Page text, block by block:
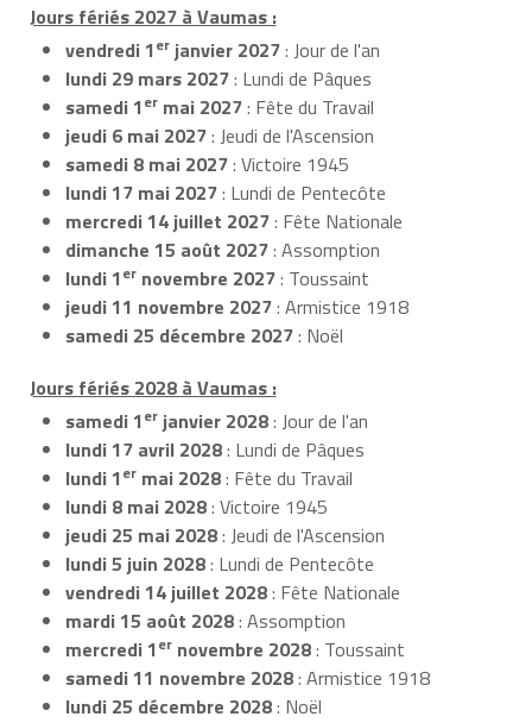
Jours fériés 2027 à Vaumas :
vendredi 1er janvier 2027: Jour de l'an
lundi 29 mars 2027: Lundi de Pâques
samedi 1er mai 2027: Fête du Travail
jeudi 6 mai 2027: Jeudi de l'Ascension
samedi 8 mai 2027: Victoire 1945
lundi 17 mai 2027: Lundi de Pentecôte
mercredi 14 juillet 2027: Fête Nationale
dimanche 15 août 2027: Assomption
lundi 1er novembre 2027: Toussaint
jeudi 11 novembre 2027: Armistice 1918
samedi 25 décembre 2027: Noël
Jours fériés 2028 à Vaumas :
samedi 1er janvier 2028: Jour de l'an
lundi 17 avril 2028: Lundi de Pâques
lundi 1er mai 2028: Fête du Travail
lundi 8 mai 2028: Victoire 1945
jeudi 25 mai 2028: Jeudi de l'Ascension
lundi 5 juin 2028: Lundi de Pentecôte
vendredi 14 juillet 2028: Fête Nationale
mardi 15 août 2028: Assomption
mercredi 1er novembre 2028: Toussaint
samedi 11 novembre 2028: Armistice 1918
lundi 25 décembre 2028: Noël